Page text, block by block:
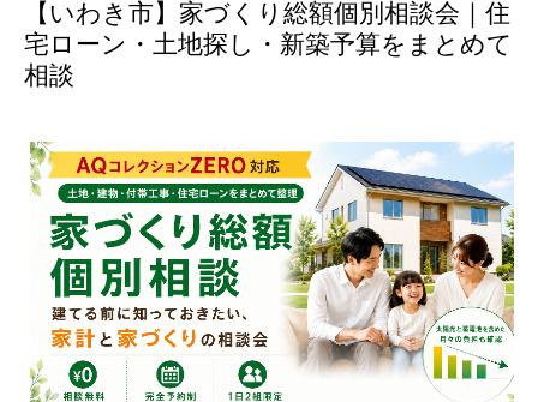
【いわき市】家づくり総額個別相談会｜住
宅ローン・土地探し・新築予算をまとめて
相談